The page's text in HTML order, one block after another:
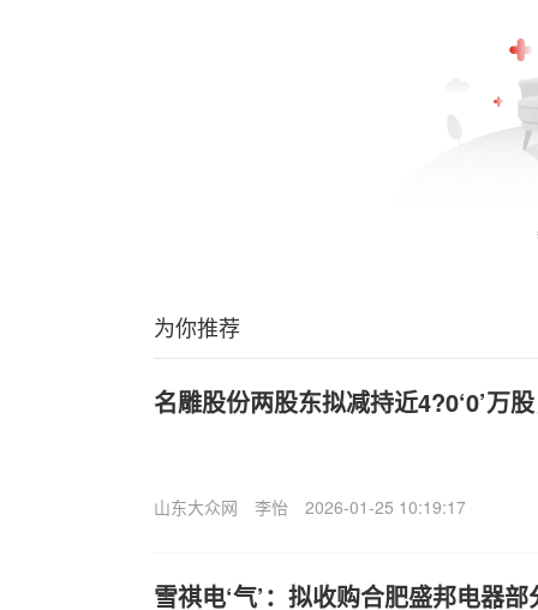
为你推荐
名雕股份两股东拟减持近4?0‘0’万
山东大众网 李怡 2026-01-25 10:19:17
雪祺电‘气’：拟收购合肥盛邦电器